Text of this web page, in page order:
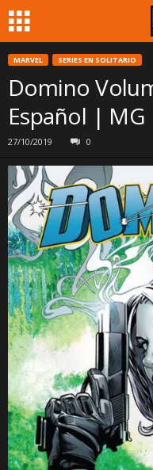
MARVEL SERIES EN SOLITARIO
Domino
Español | MG
27/10/2019 0